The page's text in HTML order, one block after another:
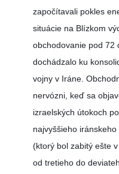
započítavali pokles
situácie na Blízkom
obchodovanie pod 72
dochádzalo ku
vojny v Iráne.
nervózni, keď sa
izraelských útokoch
najvyššieho
(ktorý bol zabitý ešte
od tretieho do